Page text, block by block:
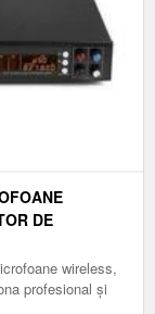
DE
wireless,
profesional și